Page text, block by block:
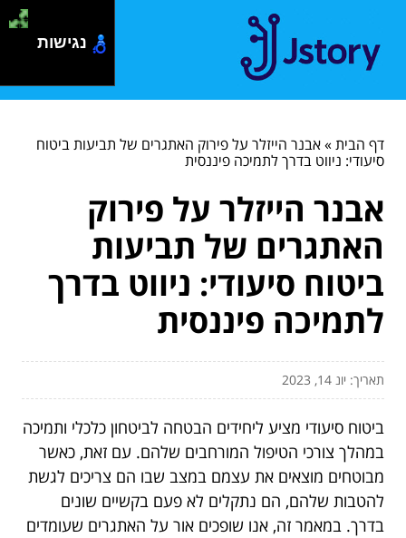
דף הבית»אבנר הייזלר על פירוק האתגרים של תביעות ביטוח
סיעודי: ניווט בדרך לתמיכה פיננסית
אבנר הייזלר על פירוק
האתגרים של תביעות
ביטוח סיעודי: ניווט בדרך
לתמיכה פיננסית
תאריך: יונ 14, 2023
ביטוח סיעודי מציע ליחידים הבטחה לביטחון כלכלי ותמיכה
במהלך צורכי הטיפול המורחבים שלהם. עם זאת, כאשר
מבוטחים מוצאים את עצמם במצב שבו הם צריכים לגשת
להטבות שלהם, הם נתקלים לא פעם בקשיים שונים
בדרך. במאמר זה, אנו שופכים אור על האתגרים שעומדים
נגישות